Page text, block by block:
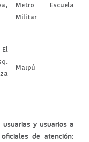
Metro Escuela
Militar
Maipú
y usuarios a
de atención: